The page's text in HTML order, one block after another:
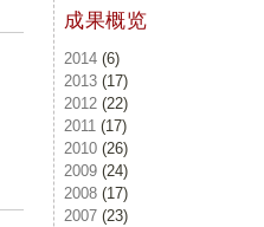
成果概览
2014 (6)
2013 (17)
2012 (22)
2011 (17)
2010 (26)
2009 (24)
2008 (17)
2007 (23)